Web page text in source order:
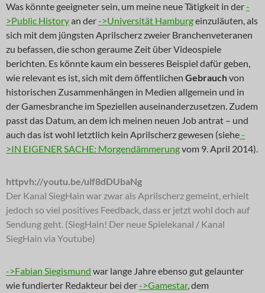
Was könnte geeigneter sein, um meine neue Tätigkeit in der-
>Public Historyan der->Universität Hamburgeinzuläuten, als
sich mit dem jüngsten Aprilscherz zweier Branchenveteranen
zu befassen, die schon geraume Zeit über Videospiele
berichten. Es könnte kaum ein besseres Beispiel dafür geben,
wie relevant es ist, sich mit dem öffentlichen Gebrauchvon
historischen Zusammenhängen in Medien allgemein und in
der Gamesbranche im Speziellen auseinanderzusetzen. Zudem
passt das Datum, an dem ich meinen neuen Job antrat – und
auch das ist wohl letztlich kein Aprilscherz gewesen (siehe-
>IN EIGENER SACHE: Morgendämmerungvom 9. April 2014).
httpvh://youtu.be/ulf8dDUbaNg
Der Kanal SiegHain war zwar als Aprilscherz gemeint, erhielt
jedoch so viel positives Feedback, dass er jetzt wohl doch auf
Sendung geht. (SiegHain! Der neue Spielekanal / Kanal
SiegHain via Youtube)
->Fabian Siegismund war lange Jahre ebenso gut gelaunter
wie fundierter Redakteur bei der->Gamestar, dem